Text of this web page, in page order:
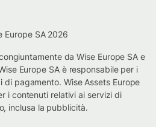
Europe SA 2026
da Wise Europe SA e
Europe SA è responsabile per i
pagamento. Wise Assets Europe
i contenuti relativi ai servizi di
inclusa la pubblicità.